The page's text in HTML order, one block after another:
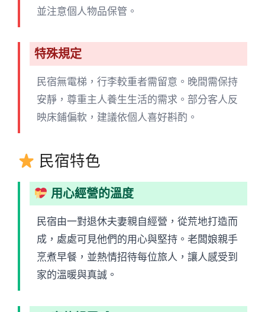
並注意個人物品保管。
特殊規定
民宿無電梯，行李較重者需留意。晚間需保持
安靜，尊重主人養生生活的需求。部分客人反
映床鋪偏軟，建議依個人喜好斟酌。
民宿特色
用心經營的溫度
民宿由一對退休夫妻親自經營，從荒地打造而
成，處處可見他們的用心與堅持。老闆娘親手
烹煮早餐，並熱情招待每位旅人，讓人感受到
家的溫暖與真誠。